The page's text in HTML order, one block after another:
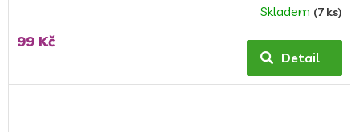
hodnocení
produktu
5,0
Skladem (7 ks)
99 Kč
Detail